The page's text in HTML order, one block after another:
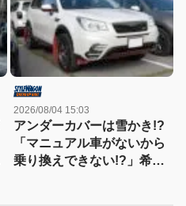
2026/08/04 15:03
アンダーカバーは雪かき!?
「マニュアル車がないから
乗り換えできない!?」希少